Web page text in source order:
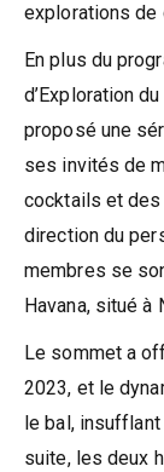
explorations de
En plus du
d’Exploration
proposé une
ses invités de
cocktails et des
direction du
membres se
Havana, situé à
Le sommet a
2023, et le
le bal,
suite, les deux